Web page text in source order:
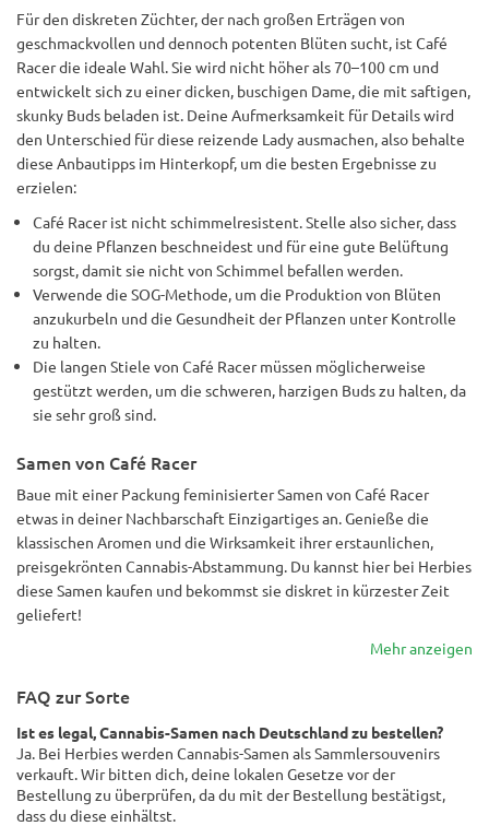
Für den diskreten Züchter, der nach großen Erträgen von
geschmackvollen und dennoch potenten Blüten sucht, ist Café
Racer die ideale Wahl. Sie wird nicht höher als 70–100 cm und
entwickelt sich zu einer dicken, buschigen Dame, die mit saftigen,
skunky Buds beladen ist. Deine Aufmerksamkeit für Details wird
den Unterschied für diese reizende Lady ausmachen, also behalte
diese Anbautipps im Hinterkopf, um die besten Ergebnisse zu
erzielen:
Café Racer ist nicht schimmelresistent. Stelle also sicher, dass
du deine Pflanzen beschneidest und für eine gute Belüftung
sorgst, damit sie nicht von Schimmel befallen werden.
Verwende die SOG-Methode, um die Produktion von Blüten
anzukurbeln und die Gesundheit der Pflanzen unter Kontrolle
zu halten.
Die langen Stiele von Café Racer müssen möglicherweise
gestützt werden, um die schweren, harzigen Buds zu halten, da
sie sehr groß sind.
Samen von Café Racer
Baue mit einer Packung feminisierter Samen von Café Racer
etwas in deiner Nachbarschaft Einzigartiges an. Genieße die
klassischen Aromen und die Wirksamkeit ihrer erstaunlichen,
preisgekrönten Cannabis-Abstammung. Du kannst hier bei Herbies
diese Samen kaufen und bekommst sie diskret in kürzester Zeit
geliefert!
Mehr anzeigen
FAQ zur Sorte
Ist es legal, Cannabis-Samen nach Deutschland zu bestellen?
Ja. Bei Herbies werden Cannabis-Samen als Sammlersouvenirs
verkauft. Wir bitten dich, deine lokalen Gesetze vor der
Bestellung zu überprüfen, da du mit der Bestellung bestätigst,
dass du diese einhältst.